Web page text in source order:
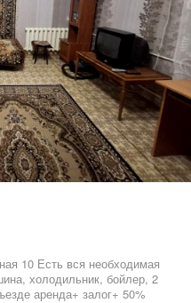
10 Есть вся необходимая
холодильник, бойлер, 2
аренда+ залог+ 50%